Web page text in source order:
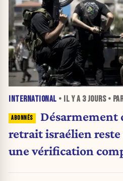
INTERNATIONAL • IL Y A 3 JOURS•
Désarmement
retrait israélien
une vérification